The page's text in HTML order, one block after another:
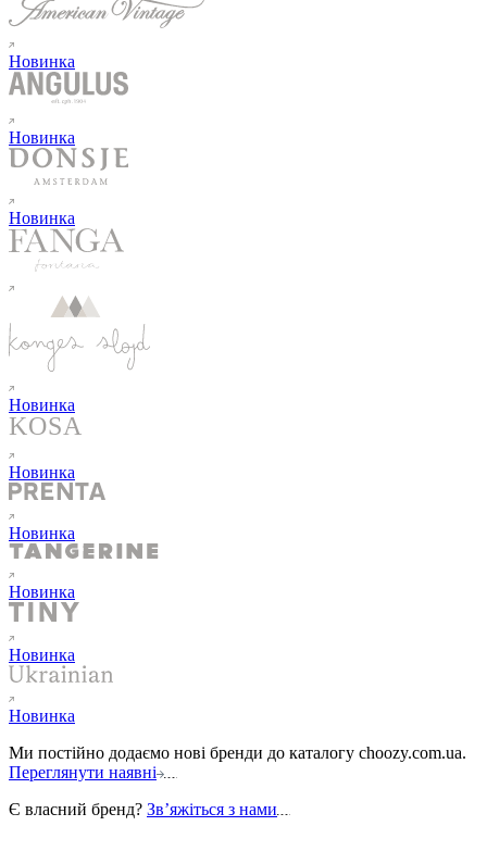
Новинка
Новинка
Новинка
Новинка
Новинка
Новинка
Новинка
Новинка
Новинка
Ми постійно додаємо нові бренди до каталогу choozy.com.ua.
Переглянути наявні
Є власний бренд? Звʼяжіться з нами